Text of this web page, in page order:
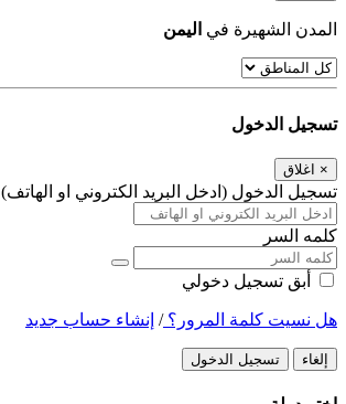
المدن الشهيرة في اليمن
تسجيل الدخول
× اغلاق
تسجيل الدخول (ادخل البريد الكتروني او الهاتف)
كلمه السر
أبق تسجيل دخولي
هل نسيت كلمة المرور؟/ إنشاء حساب جديد
إلغاء تسجيل الدخول